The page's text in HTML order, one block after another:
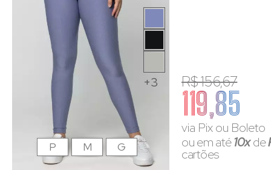
+3 R$ 156,67
119,85
via Pix ou Boleto
ou em até10xde
cartões
P M G